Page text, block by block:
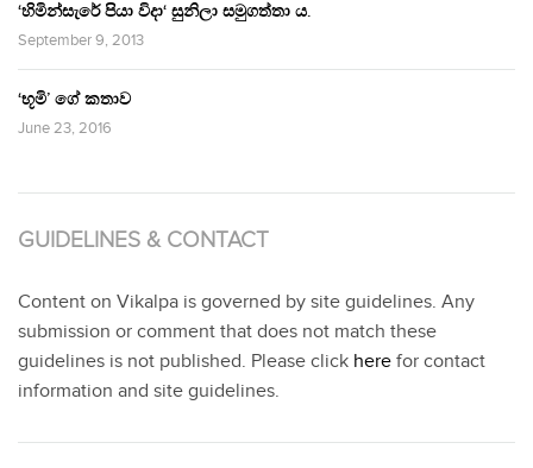
‘හිමින්සැරේ පියා විදා‘ සුනිලා සමුගත්තා ය.
September 9, 2013
‘භූමි’ ගේ කතාව
June 23, 2016
GUIDELINES & CONTACT
Content on Vikalpa is governed by site guidelines. Any
submission or comment that does not match these
guidelines is not published. Please click here for contact
information and site guidelines.